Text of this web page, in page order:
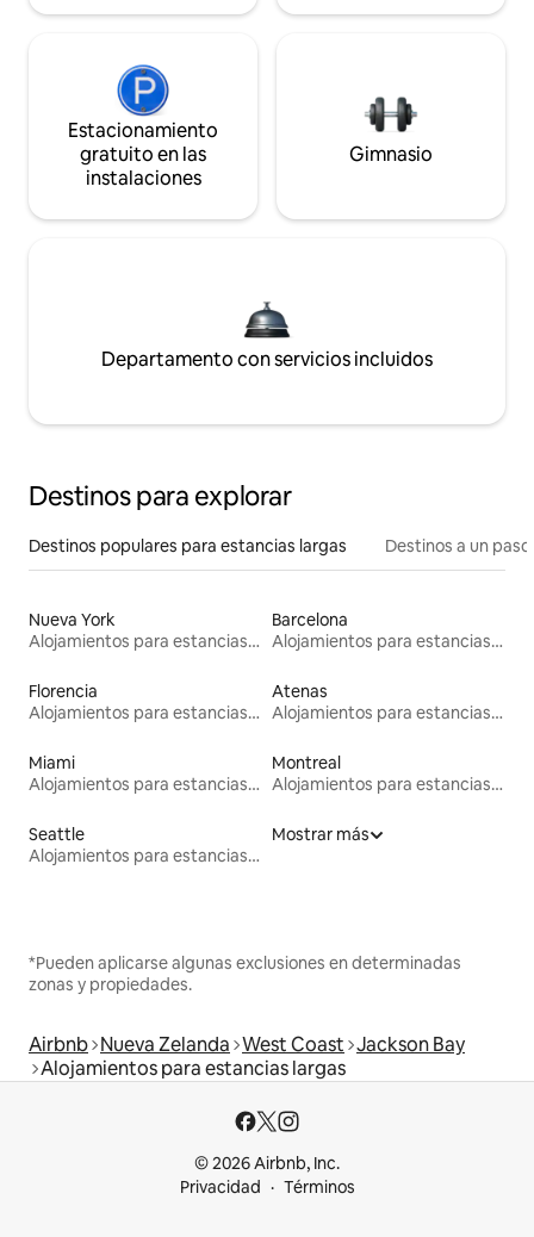
Estacionamiento
gratuito en las
instalaciones
Gimnasio
Departamento con servicios incluidos
Destinos para explorar
Destinos populares para estancias largas Destinos a un
Nueva York
Alojamientos para estancias largas
Barcelona
Alojamientos para estancias largas
Florencia
Alojamientos para estancias largas
Atenas
Alojamientos para estancias largas
Miami
Alojamientos para estancias largas
Montreal
Alojamientos para estancias largas
Seattle
Alojamientos para estancias largas
Mostrar más
*Pueden aplicarse algunas exclusiones en determinadas
zonas y propiedades.
Airbnb Nueva Zelanda West Coast Jackson Bay
Alojamientos para estancias largas
© 2026 Airbnb, Inc.
Privacidad
Términos